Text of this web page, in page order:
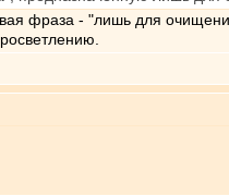
фраза - "лишь для